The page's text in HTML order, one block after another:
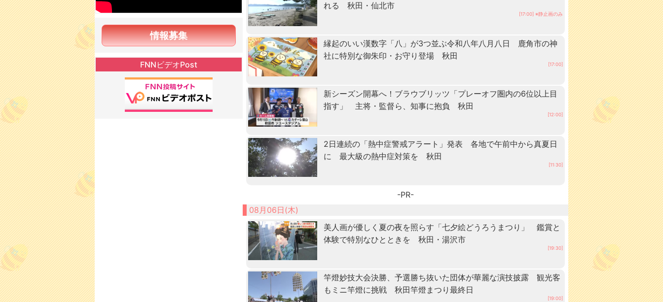
れる 秋田・仙北市
[17:00] ※静止画のみ
縁起のいい漢数字「八」が3つ並ぶ令和八年八月八日 鹿角市の神
社に特別な御朱印・お守り登場 秋田
[17:00]
新シーズン開幕へ！ブラウブリッツ「プレーオフ圏内の6位以上目
指す」 主将・監督ら、知事に抱負 秋田
[12:00]
2日連続の「熱中症警戒アラート」発表 各地で午前中から真夏日
に 最大級の熱中症対策を 秋田
[11:30]
-PR-
08月06日(木)
美人画が優しく夏の夜を照らす「七夕絵どうろうまつり」 鑑賞と
体験で特別なひとときを 秋田・湯沢市
[19:30]
竿燈妙技大会決勝、予選勝ち抜いた団体が華麗な演技披露 観光客
もミニ竿燈に挑戦 秋田竿燈まつり最終日
[19:00]
情報募集
FNNビデオPost